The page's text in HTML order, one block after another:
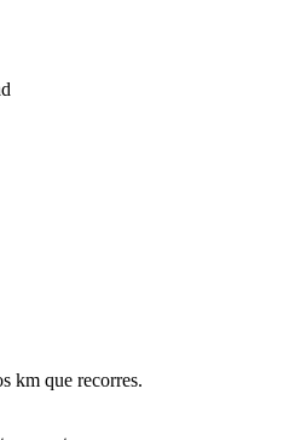
km que recorres.